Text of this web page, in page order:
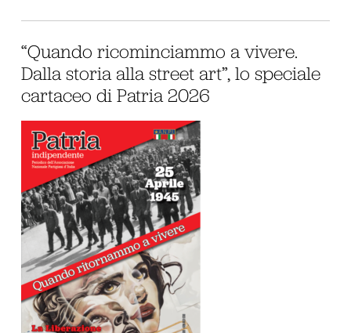
“Quando ricominciammo a vivere.
Dalla storia alla street art”, lo speciale
cartaceo di Patria 2026